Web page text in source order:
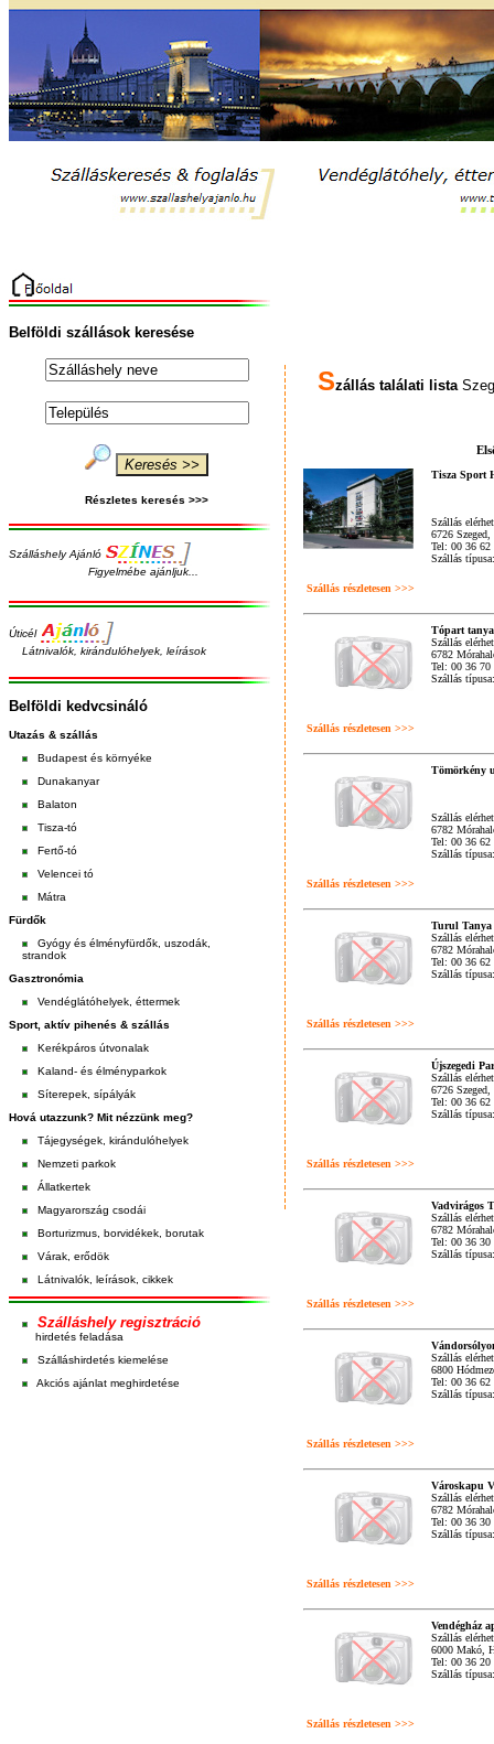
Belföldi szállások keresése
Részletes keresés >>>
Szálláshely Ajánló
Figyelmébe ajánljuk...
Úticél
Látnivalók, kirándulóhelyek, leírások
Belföldi kedvcsináló
Utazás & szállás
Budapest és környéke
Dunakanyar
Balaton
Tisza-tó
Fertő-tó
Velencei tó
Mátra
Fürdők
Gyógy és élményfürdők, uszodák,
strandok
Gasztronómia
Vendéglátóhelyek, éttermek
Sport, aktív pihenés & szállás
Kerékpáros útvonalak
Kaland- és élményparkok
Síterepek, sípályák
Hová utazzunk? Mit nézzünk meg?
Tájegységek, kirándulóhelyek
Nemzeti parkok
Állatkertek
Magyarország csodái
Borturizmus, borvidékek, borutak
Várak, erődök
Látnivalók, leírások, cikkek
Szálláshely regisztráció
hirdetés feladása
Szálláshirdetés kiemelése
Akciós ajánlat meghirdetése
Szállás találati lista
Tisza Sport
Szállás
6726
Tel: 00 36 62
Szállás
Szállás részletesen >>>
Tópart tanya
Szállás
6782
Tel: 00 36 70
Szállás
Szállás részletesen >>>
Tömörkény
Szállás
6782
Tel: 00 36 62
Szállás
Szállás részletesen >>>
Turul Tanya
Szállás
6782
Tel: 00 36 62
Szállás
Szállás részletesen >>>
Újszegedi
Szállás
6726
Tel: 00 36 62
Szállás
Szállás részletesen >>>
Vadvirágos
Szállás
6782
Tel: 00 36 30
Szállás
Szállás részletesen >>>
Szállás
6800
Tel: 00 36 62
Szállás
Szállás részletesen >>>
Városkapu
Szállás
6782
Tel: 00 36 30
Szállás
Szállás részletesen >>>
Vendégház
Szállás
6000 Makó,
Tel: 00 36 20
Szállás
Szállás részletesen >>>